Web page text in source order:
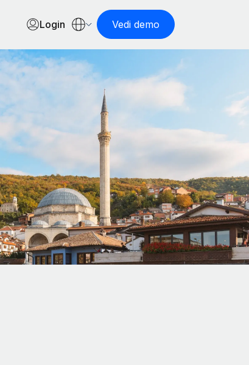
Login Vedi demo